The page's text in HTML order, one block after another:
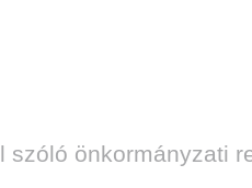
szóló önkormányzati